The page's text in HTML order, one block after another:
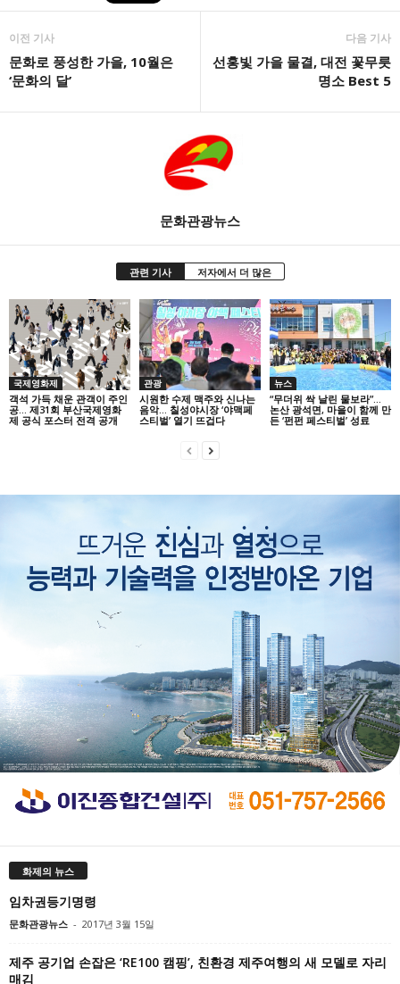
이전 기사
문화로 풍성한 가을, 10월은
‘문화의 달’
다음 기사
선홍빛 가을 물결, 대전 꽃무릇
명소 Best 5
문화관광뉴스
관련 기사 저자에서 더 많은
국제영화제
객석 가득 채운 관객이 주인
공… 제31회 부산국제영화
제 공식 포스터 전격 공개
관광
시원한 수제 맥주와 신나는
음악… 칠성야시장 ‘야맥페
스티벌’ 열기 뜨겁다
뉴스
“무더위 싹 날린 물보라”…
논산 광석면, 마을이 함께 만
든 ‘펀펀 페스티벌’ 성료
화제의 뉴스
임차권등기명령
문화관광뉴스 - 2017년 3월 15일
제주 공기업 손잡은 ‘RE100 캠핑’, 친환경 제주여행의 새 모델로 자리
매김